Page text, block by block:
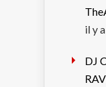
il y
DJ